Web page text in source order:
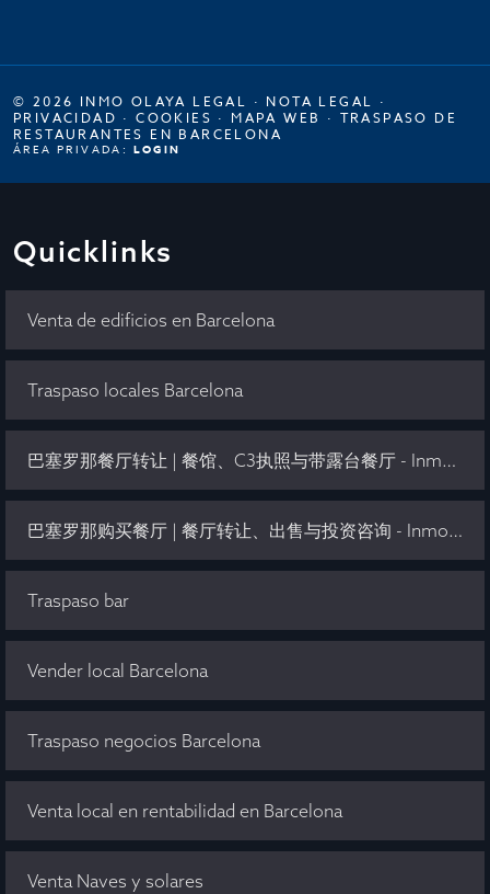
© 2026 INMO OLAYA LEGAL · NOTA LEGAL ·
PRIVACIDAD ·COOKIES · MAPA WEB · TRASPASO DE
RESTAURANTES EN BARCELONA
ÁREA PRIVADA: LOGIN
Quicklinks
Venta de edificios en Barcelona
Traspaso locales Barcelona
巴塞罗那餐厅转让 | 餐馆、C3执照与带露台餐厅 - Inmo Olaya
巴塞罗那购买餐厅 | 餐厅转让、出售与投资咨询 - Inmo Olaya
Traspaso bar
Vender local Barcelona
Traspaso negocios Barcelona
Venta local en rentabilidad en Barcelona
Venta Naves y solares